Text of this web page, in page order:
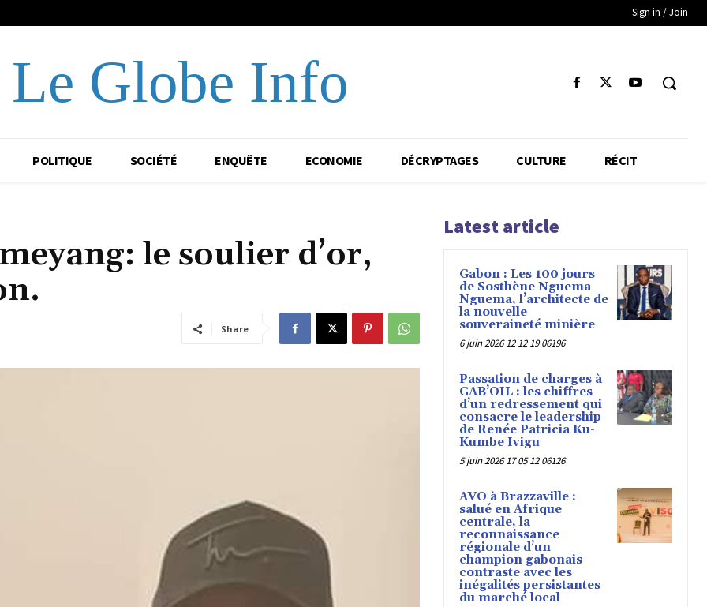
Sign in / Join
Le Globe Info
POLITIQUE SOCIÉTÉ ENQUÊTE ECONOMIE DÉCRYPTAGES CULTURE RÉCIT
le soulier d’or,
Share
Latest article
Gabon : Les 100 jours
de Sosthène Nguema
Nguema, l’architecte de
la nouvelle
souveraineté minière
6 juin 2026 12 12 19 06196
Passation de charges à
GAB’OIL : les chiffres
d’un redressement qui
consacre le leadership
de Renée Patricia Ku-
Kumbe Ivigu
5 juin 2026 17 05 12 06126
AVO à Brazzaville :
salué en Afrique
centrale, la
reconnaissance
régionale d’un
champion gabonais
contraste avec les
inégalités persistantes
du marché local